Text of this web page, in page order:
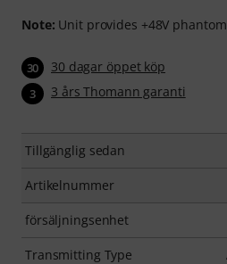
Note: Unit provides +48V
30 30 dagar öppet köp
3 3 års Thomann garanti
Tillgänglig sedan
Artikelnummer
försäljningsenhet
Transmitting Type